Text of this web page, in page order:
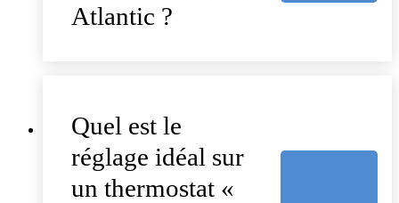
Atlantic ?
Quel est le
réglage idéal sur
un thermostat «